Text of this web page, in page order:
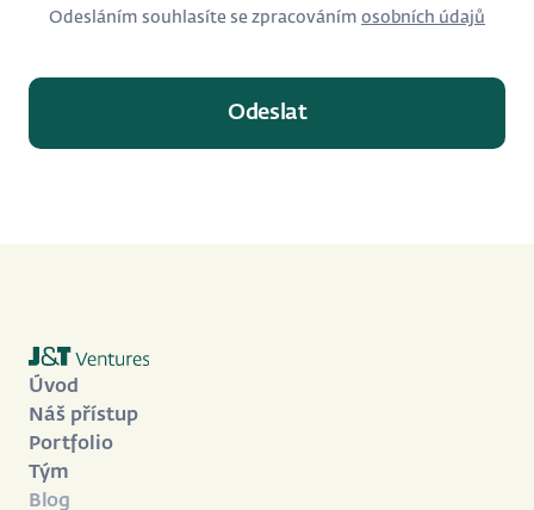
Odesláním souhlasíte se zpracováním osobních údajů
Úvod
Náš přístup
Portfolio
Tým
Blog